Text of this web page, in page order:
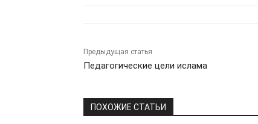
Предыдущая статья
Педагогические цели ислама
ПОХОЖИЕ СТАТЬИ